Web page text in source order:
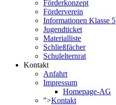
Förderkonzept
Förderverein
Informationen Klasse 5
Jugendticket
Materialliste
Schließfächer
Schulelternrat
Kontakt
Anfahrt
Impressum
Homepage-AG
">Kontakt